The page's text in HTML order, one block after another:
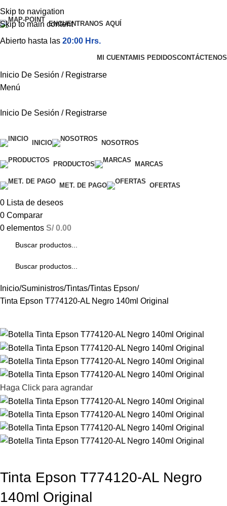
Skip to navigation
Skip to main contentENCUENTRANOS AQUÍ
Abierto hasta las 20:00 Hrs.
MI CUENTAMIS PEDIDOSCONTÁCTENOS
Inicio De Sesión / Registrarse
Menú
Inicio De Sesión / Registrarse
INICIO NOSOTROS
PRODUCTOS MARCAS
MET. DE PAGO OFERTAS
0 Lista de deseos
0 Comparar
0 elementos S/ 0.00
Inicio Suministros Tintas Tintas Epson
Tinta Epson T774120-AL Negro 140ml Original
Haga Click para agrandar
Tinta Epson T774120-AL Negro
140ml Original